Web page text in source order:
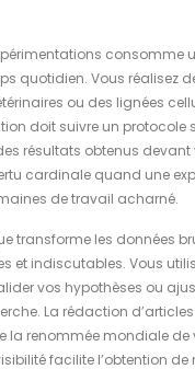
consomme
quotidien. Vous réalisez
ou des lignées
doit suivre un protocole
résultats obtenus devant
cardinale quand une
de travail acharné.
transforme les données
et indiscutables. Vous
vos hypothèses ou
La rédaction
la renommée mondiale de
facilite l’obtention de